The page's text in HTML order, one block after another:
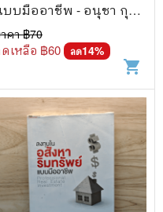
บบมืออาชีพ - อนุชา กุล
ทธิ์
คา ฿70
เหลือ ฿60 ลด14%
shopping_cart